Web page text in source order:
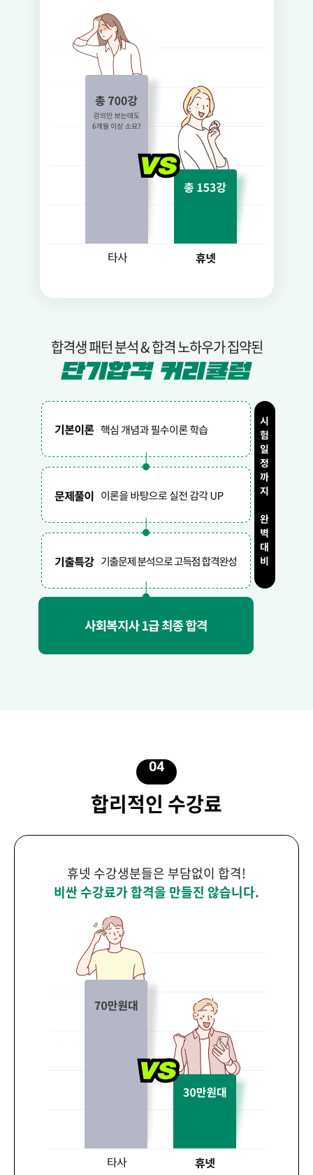
합격생 패턴 분석 & 합격 노하우가 집약된
04
합리적인 수강료
휴넷 수강생분들은 부담없이 합격!
비싼 수강료가 합격을 만들진 않습니다.